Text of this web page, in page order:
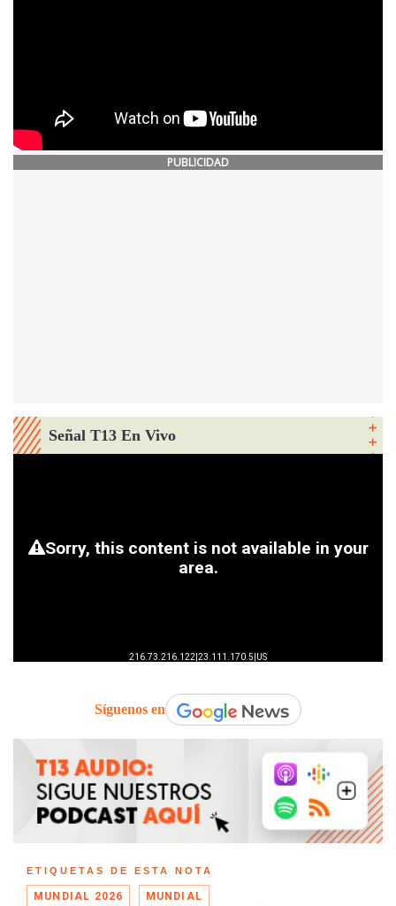
PUBLICIDAD
Señal T13 En Vivo
Síguenos en
ETIQUETAS DE ESTA NOTA
MUNDIAL 2026 MUNDIAL